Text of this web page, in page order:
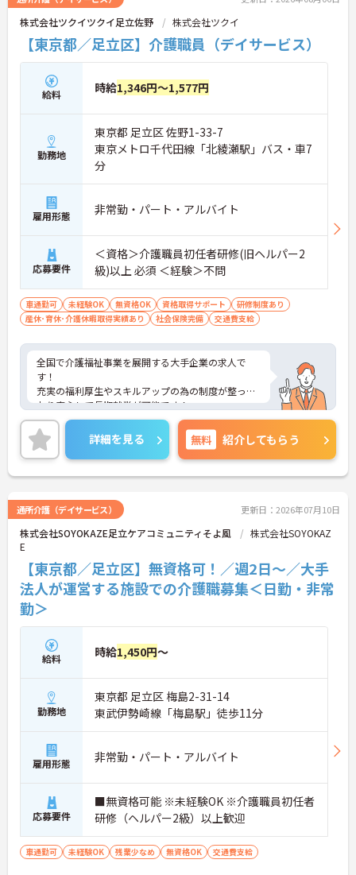
株式会社ツクイツクイ足立佐野 株式会社ツクイ
【東京都／足立区】介護職員（デイサービス）
給料 時給1,346円～1,577円
勤務地
東京都 足立区 佐野1-33-7
東京メトロ千代田線「北綾瀬駅」バス・車7
分
雇用形態 非常勤・パート・アルバイト
応募要件
＜資格＞介護職員初任者研修(旧ヘルパー2
級)以上 必須 ＜経験＞不問
車通勤可 未経験OK 無資格OK 資格取得サポート
研修制度あり
産休･育休･介護休暇取得実績あり
社会保険完備 交通費支給
全国で介護福祉事業を展開する大手企業の求人で
す！
充実の福利厚生やスキルアップの為の制度が整って
おり安心して長期就業が可能です！
ご興味ある方には、面接のポイントなど、さらに詳
細をお話致しますのでお気軽にご相談ください。
詳細を見る 無料 紹介してもらう
通所介護（デイサービス） 更新日：2026年07月10日
株式会社SOYOKAZE足立ケアコミュニティそよ風
株式会社SOYOKAZ
E
【東京都／足立区】無資格可！／週2日～／大手
法人が運営する施設での介護職募集＜日勤・非常
勤＞
給料 時給1,450円～
勤務地
東京都 足立区 梅島2-31-14
東武伊勢崎線「梅島駅」徒歩11分
雇用形態 非常勤・パート・アルバイト
応募要件
■無資格可能 ※未経験OK ※介護職員初任者
研修（ヘルパー2級）以上歓迎
車通勤可 未経験OK 残業少なめ 無資格OK 交通費支給